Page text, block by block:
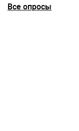
Все опросы